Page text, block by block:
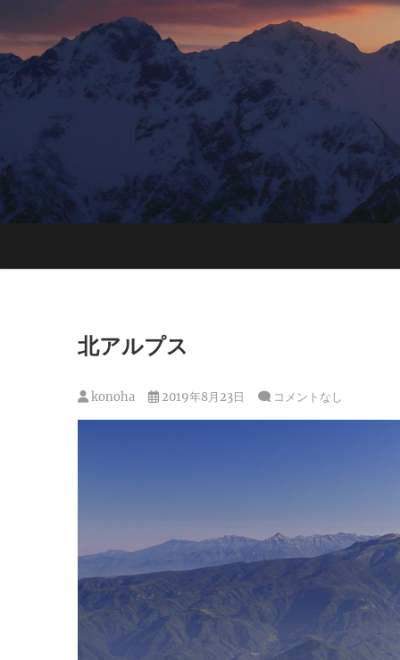
content
北アルプス
konoha 2019年8月23日 コメントなし